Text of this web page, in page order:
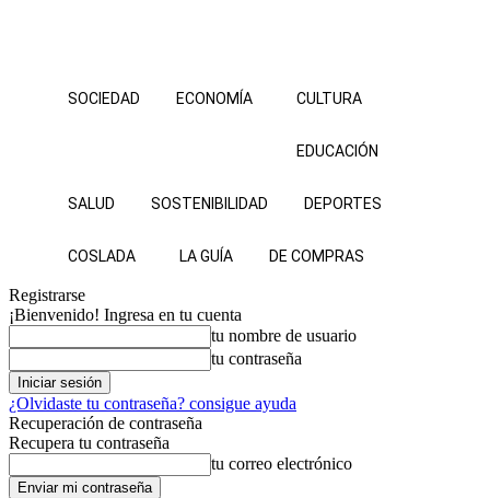
SOCIEDAD ECONOMÍA CULTURA
EDUCACIÓN
SALUD SOSTENIBILIDAD DEPORTES
COSLADA LA GUÍA DE COMPRAS
Registrarse
¡Bienvenido! Ingresa en tu cuenta
tu nombre de usuario
tu contraseña
¿Olvidaste tu contraseña? consigue ayuda
Recuperación de contraseña
Recupera tu contraseña
tu correo electrónico